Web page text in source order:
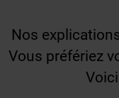
Nos
Vous préfériez